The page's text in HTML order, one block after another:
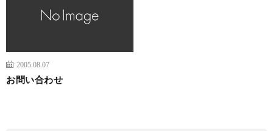
2005.08.07
お問い合わせ